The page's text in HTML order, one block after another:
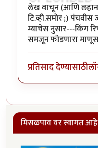
लेख वाचून (आणि
टि.व्ही.समोर ;)
म्याचेस नुसार---किंग
समजून फोडणारा
प्रतिसाद देण्यासाठी
मिसळपाव वर स्वागत